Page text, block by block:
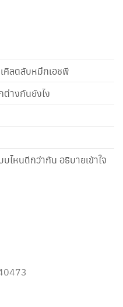
คิลตลับหมึกเอชพี
างกันยังไง
ไหนดีกว่ากัน อธิบายเข้าใจ